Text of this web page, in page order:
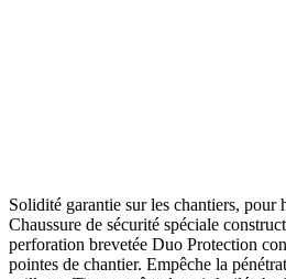
Solidité garantie sur les chantiers, pour
Chaussure de sécurité spéciale
perforation brevetée Duo Protection
pointes de chantier. Empêche la